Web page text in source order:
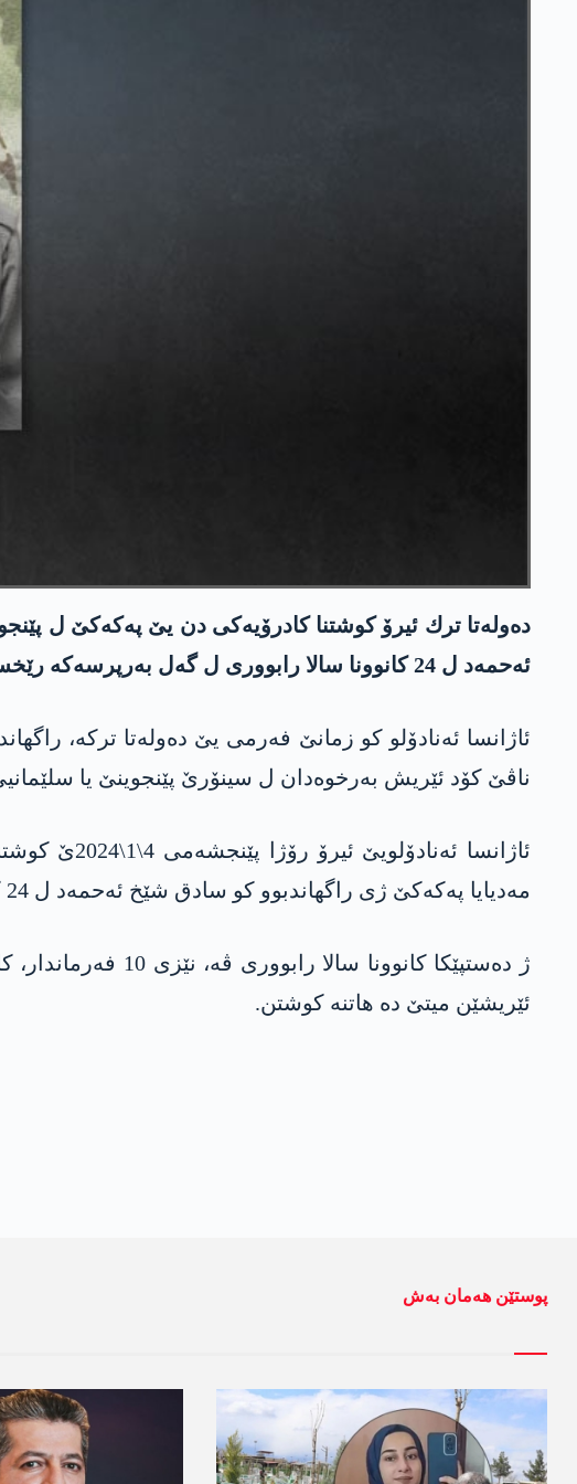
ده‌وله‌تا ترك ئیرۆ كوشتنا كادرۆیه‌كی دن یێ په‌كه‌كێ ل
ئه‌حمه‌د ل 24 كانوونا سالا رابووری ل گه‌ل به‌رپرسه‌كه‌ رێخستنێ یا ئاست بلند هاتبوو كوشتن.
ئاژانسا ئه‌نادۆلو كو زمانێ فه‌رمی یێ ده‌وله‌تا تركه‌،
ناڤێ كۆد ئێریش به‌رخوه‌دان ل سینۆرێ پێنجوینێ یا
ئاژانسا
مه‌دیایا په‌كه‌كێ ژی راگهاندبوو كو سادق شێخ ئه‌حمه‌د ل 24 كانوونا 2023ێ ل پێنجوینێ ل گه‌ل فه‌رماندارا یه‌په‌ژێ یا ب ناڤێ ئاریه‌ن ئارێ هاتبوو كوشتن.
ژ ده‌ستپێكا
ئێریشێن میتێ ده‌ هاتنه‌ كوشتن.
پوستێن ھەمان بەش